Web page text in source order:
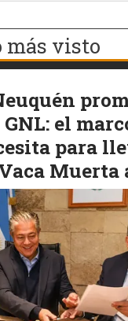
más visto
el
para
Muerta